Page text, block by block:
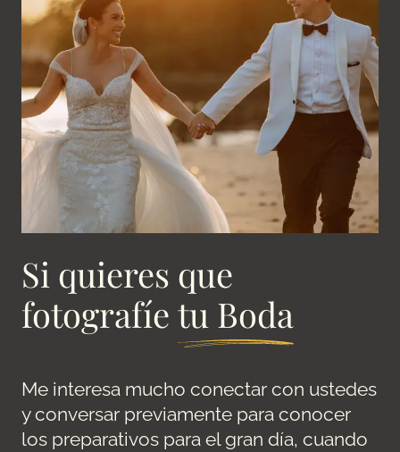
Si quieres que
fotografíetu Boda
Me interesa mucho conectar con ustedes
y conversar previamente para conocer
los preparativos para el gran día, cuando